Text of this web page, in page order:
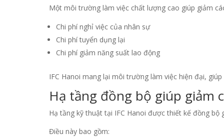
Một môi trường làm việc chất lượng cao giúp giảm
Chi phí nghỉ việc của nhân sự
Chi phí tuyển dụng lại
Chi phí giảm năng suất lao động
IFC Hanoi mang lại môi trường làm việc hiện đại,
Hạ tầng đồng bộ giúp giảm
Hạ tầng kỹ thuật tại IFC Hanoi được thiết kế đồng bộ
Điều này bao gồm: